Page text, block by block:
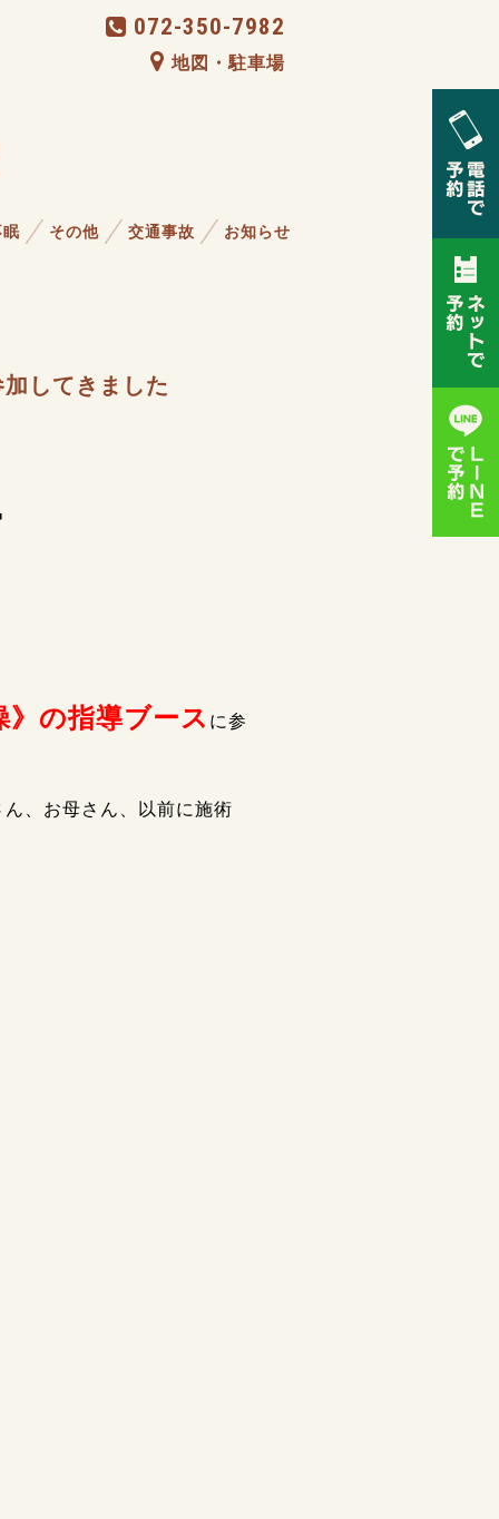
072-350-7982
地図・駐車場
その他 交通事故 お知らせ
してきました
》の指導ブース に参
、お母さん、以前に施術